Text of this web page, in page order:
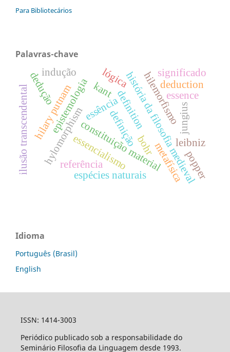
Para Bibliotecários
Palavras-chave
hilemorfismo
essênciadefinição
constituição material
história da filosofia medieval
hylomorphism
essence
definition
epistemologia
metafísica
kant
leibniz
lógica
jungius
essencialismo
referência
espécies naturais
significado
hilary putnam
dedução deduction
ilusão transcendental
indução
popper
bohr
Idioma
Português (Brasil)
English
ISSN: 1414-3003
Periódico publicado sob a responsabilidade do
Seminário Filosofia da Linguagem desde 1993.